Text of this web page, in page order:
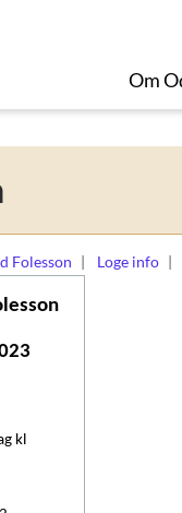
Om
Folesson Loge info